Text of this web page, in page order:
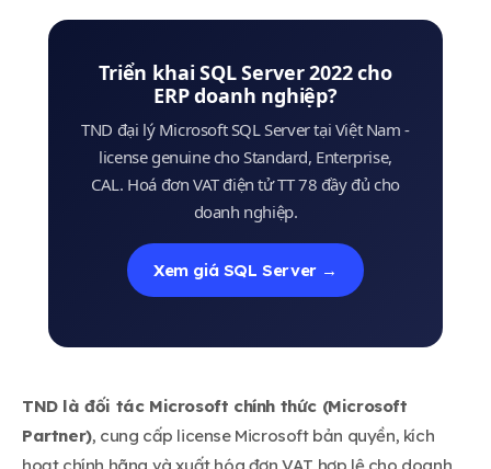
Triển khai SQL Server 2022 cho
ERP doanh nghiệp?
TND đại lý Microsoft SQL Server tại Việt Nam -
license genuine cho Standard, Enterprise,
CAL. Hoá đơn VAT điện tử TT 78 đầy đủ cho
doanh nghiệp.
Xem giá SQL Server →
TND là đối tác Microsoft chính thức (Microsoft
Partner), cung cấp license Microsoft bản quyền, kích